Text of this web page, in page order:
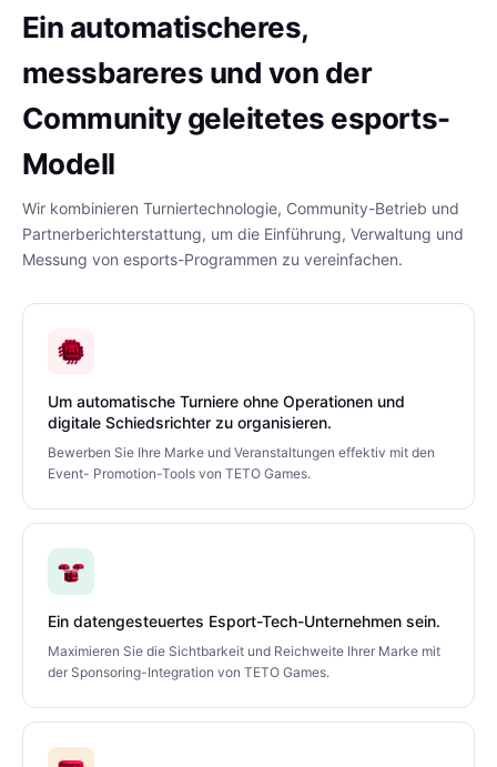
Ein automatischeres,
messbareres und von der
Community geleitetes esports-
Modell
Wir kombinieren Turniertechnologie, Community-Betrieb und
Partnerberichterstattung, um die Einführung, Verwaltung und
Messung von esports-Programmen zu vereinfachen.
Um automatische Turniere ohne Operationen und
digitale Schiedsrichter zu organisieren.
Bewerben Sie Ihre Marke und Veranstaltungen effektiv mit den
Event- Promotion-Tools von TETO Games.
Ein datengesteuertes Esport-Tech-Unternehmen sein.
Maximieren Sie die Sichtbarkeit und Reichweite Ihrer Marke mit
der Sponsoring-Integration von TETO Games.